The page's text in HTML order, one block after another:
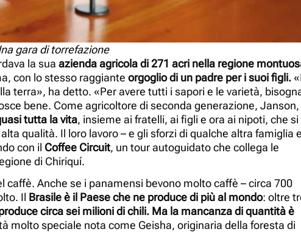
gara di torrefazione
la sua azienda agricola di 271 acri nella regione
con lo stesso raggiante orgoglio di un padre per i suoi figli.
terra», ha detto. «Per avere tutti i sapori e le varietà,
bene. Come agricoltore di seconda generazione,
tutta la vita, insieme ai fratelli, ai figli e ora ai nipoti, che si
qualità. Il loro lavoro – e gli sforzi di qualche altra famiglia e
con il Coffee Circuit, un tour autoguidato che collega le
di Chiriquí.
caffè. Anche se i panamensi bevono molto caffè – circa 700
Il Brasile è il Paese che ne produce di più al mondo: oltre
circa sei milioni di chili. Ma la mancanza di quantità è
molto speciale nota come Geisha, originaria della foresta di